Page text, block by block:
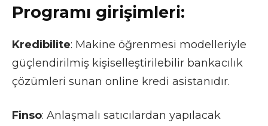
Programı girişimleri:
Kredibilite: Makine öğrenmesi modelleriyle
güçlendirilmiş kişiselleştirilebilir bankacılık
çözümleri sunan online kredi asistanıdır.
Finso: Anlaşmalı satıcılardan yapılacak